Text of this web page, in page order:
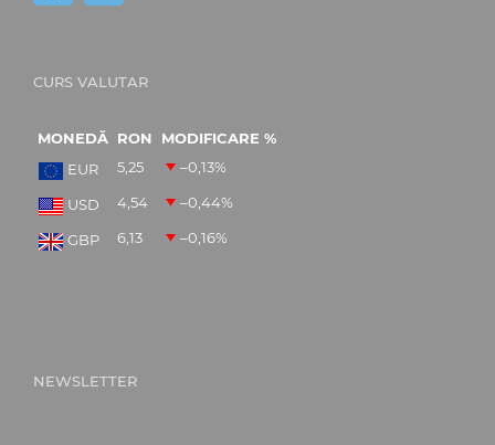
CURS VALUTAR
MONEDĂ RON
MODIFICARE %
EUR
5,25 –0,13%
USD 4,54 –0,44%
GBP 6,13 –0,16%
NEWSLETTER